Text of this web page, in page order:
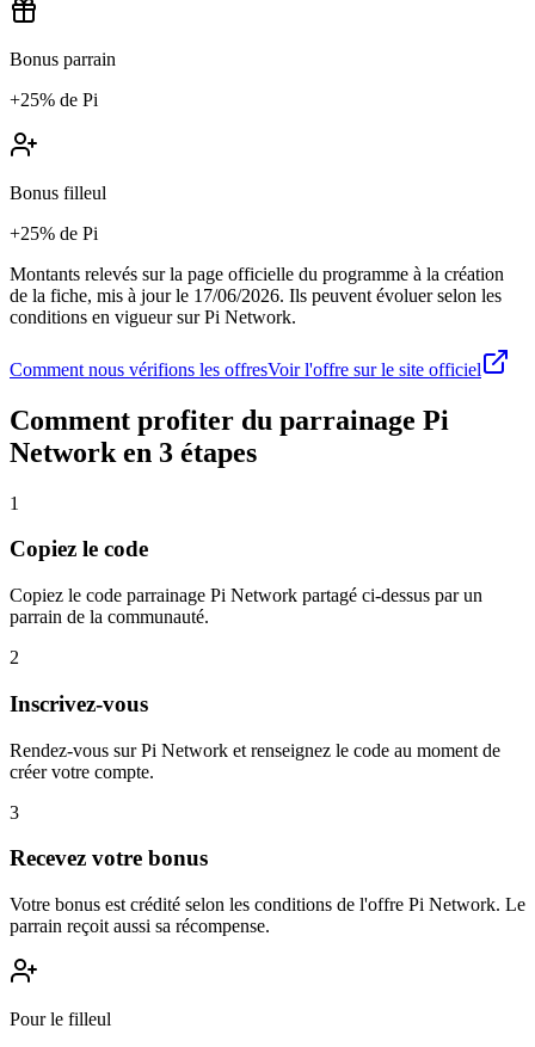
Bonus parrain
+25% de Pi
Bonus filleul
+25% de Pi
Montants relevés sur la page officielle du programme à la création
de la fiche, mis à jour le 17/06/2026. Ils peuvent évoluer selon les
conditions en vigueur surPi Network.
Comment nous vérifions les offresVoir l'offre sur le site officiel
Comment profiter du parrainage Pi
Network en 3 étapes
1
Copiez le code
Copiez le code parrainage Pi Network partagé ci-dessus par un
parrain de la communauté.
2
Inscrivez-vous
Rendez-vous sur Pi Network et renseignez le code au moment de
créer votre compte.
3
Recevez votre bonus
Votre bonus est crédité selon les conditions de l'offre Pi Network. Le
parrain reçoit aussi sa récompense.
Pour le filleul